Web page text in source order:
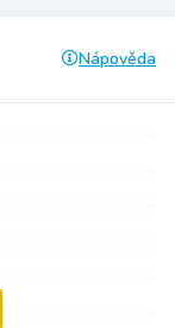
Nápověda